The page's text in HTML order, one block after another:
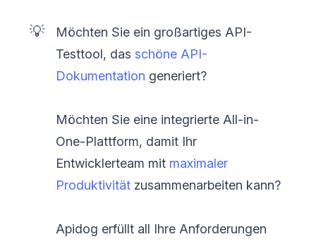
💡
Möchten Sie ein großartiges API-
Testtool, dasschöne API-
Dokumentation generiert?
Möchten Sie eine integrierte All-in-
One-Plattform, damit Ihr
Entwicklerteam mit maximaler
Produktivität zusammenarbeiten kann?
Apidog erfüllt all Ihre Anforderungen